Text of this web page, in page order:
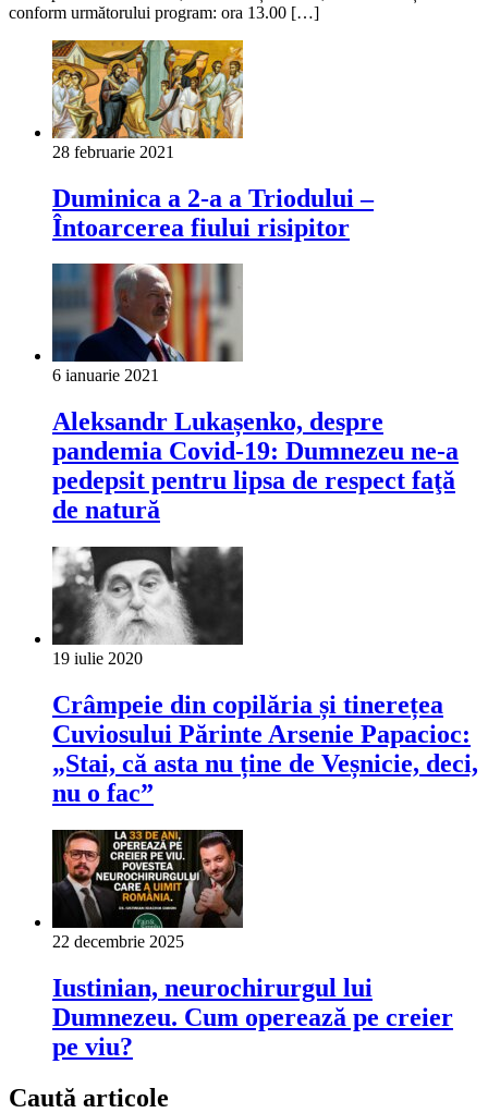
conform următorului program: ora 13.00 […]
28 februarie 2021
Duminica a 2-a a Triodului –
Întoarcerea fiului risipitor
6 ianuarie 2021
Aleksandr Lukașenko, despre
pandemia Covid-19: Dumnezeu ne-a
pedepsit pentru lipsa de respect faţă
de natură
19 iulie 2020
Crâmpeie din copilăria și tinerețea
Cuviosului Părinte Arsenie Papacioc:
„Stai, că asta nu ține de Veșnicie, deci,
nu o fac”
22 decembrie 2025
Iustinian, neurochirurgul lui
Dumnezeu. Cum operează pe creier
pe viu?
Caută articole